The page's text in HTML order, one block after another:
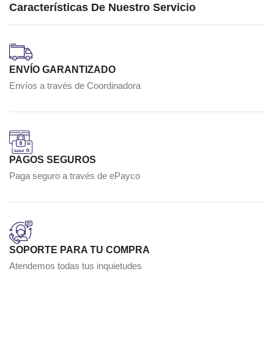
Características De Nuestro Servicio
ENVÍO GARANTIZADO
Envíos a través de Coordinadora
PAGOS SEGUROS
Paga seguro a través de ePayco
SOPORTE PARA TU COMPRA
Atendemos todas tus inquietudes